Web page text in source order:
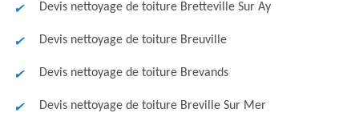
Devis nettoyage de toiture Bretteville Sur Ay
Devis nettoyage de toiture Breuville
Devis nettoyage de toiture Brevands
Devis nettoyage de toiture Breville Sur Mer